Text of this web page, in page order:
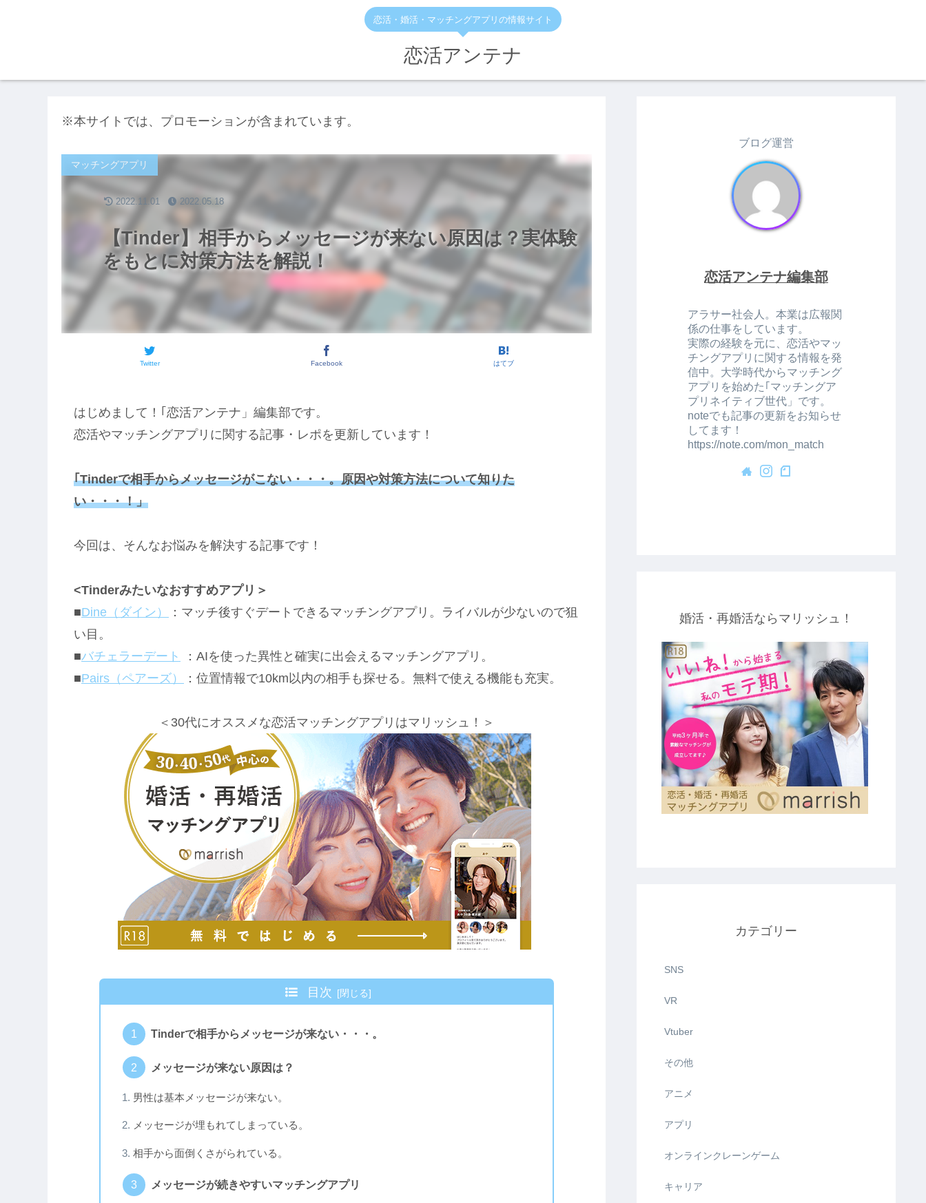
恋活・婚活・マッチングアプリの情報サイト
恋活アンテナ
※本サイトでは、プロモーションが含まれています。
【Tinder】相手からメッセージが来ない原因は？実体験
をもとに対策方法を解説！
マッチングアプリ
Twitter Facebook はてブ
2022.11.01 2022.05.18
はじめまして！｢恋活アンテナ」編集部です。
恋活やマッチングアプリに関する記事・レポを更新しています！
｢Tinderで相手からメッセージがこない・・・。原因や対策方法について知りた
い・・・！」
今回は、そんなお悩みを解決する記事です！
<Tinderみたいなおすすめアプリ＞
■Dine（ダイン）
：マッチ後すぐデートできるマッチングアプリ。ライバルが少ないので狙
い目。
■バチェラーデート
：AIを使った異性と確実に出会えるマッチングアプリ。
■Pairs（ペアーズ） ：位置情報で10km以内の相手も探せる。無料で使える機能も充実。
＜30代にオススメな恋活マッチングアプリはマリッシュ！＞
目次
Tinderで相手からメッセージが来ない・・・。
メッセージが来ない原因は？
男性は基本メッセージが来ない。
メッセージが埋もれてしまっている。
相手から面倒くさがられている。
メッセージが続きやすいマッチングアプリ
ブログ運営
恋活アンテナ編集部
アラサー社会人。本業は広報関
係の仕事をしています。
実際の経験を元に、恋活やマッ
チングアプリに関する情報を発
信中。大学時代からマッチング
アプリを始めた｢マッチングア
プリネイティブ世代」です。
noteでも記事の更新をお知らせ
してます！
https://note.com/mon_match
婚活・再婚活ならマリッシュ！
カテゴリー
SNS
VR
Vtuber
その他
アニメ
アプリ
オンラインクレーンゲーム
キャリア